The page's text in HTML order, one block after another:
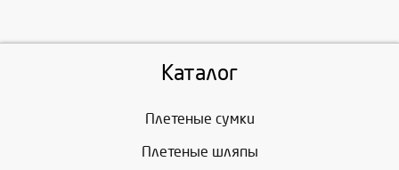
Каталог
Плетеные сумки
Плетеные шляпы